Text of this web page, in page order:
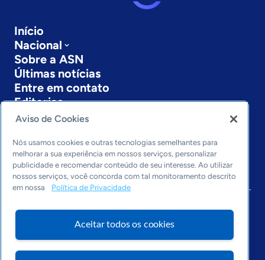
Início
Nacional
Sobre a ASN
Últimas notícias
Entre em contato
Editorias
Economia & Política
Inovação & Tecnologia
Cultura empreendedora
Dados
Arquivo
Aviso de Cookies
Nós usamos cookies e outras tecnologias semelhantes para
melhorar a sua experiência em nossos serviços, personalizar
publicidade e recomendar conteúdo de seu interesse. Ao utilizar
nossos serviços, você concorda com tal monitoramento descrito
em nossa
Política de Privacidade
Aceitar todos os cookies